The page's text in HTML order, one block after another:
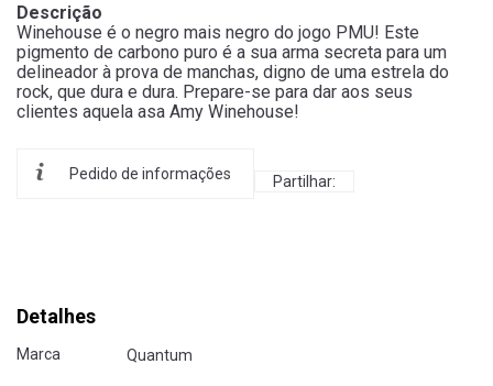
Descrição
Winehouse é o negro mais negro do jogo PMU! Este
pigmento de carbono puro é a sua arma secreta para um
delineador à prova de manchas, digno de uma estrela do
rock, que dura e dura. Prepare-se para dar aos seus
clientes aquela asa Amy Winehouse!
Pedido de informações Partilhar:
Detalhes
Marca Quantum